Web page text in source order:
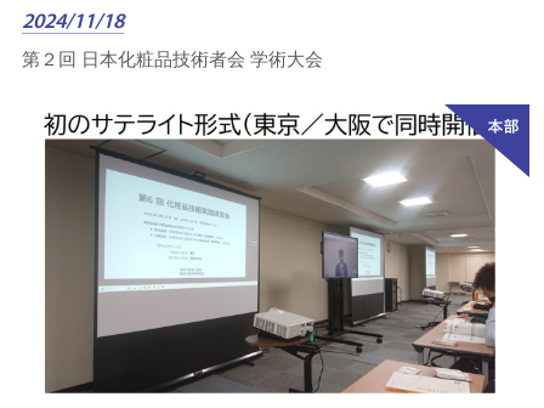
2024/11/18
第２回 日本化粧品技術者会 学術大会